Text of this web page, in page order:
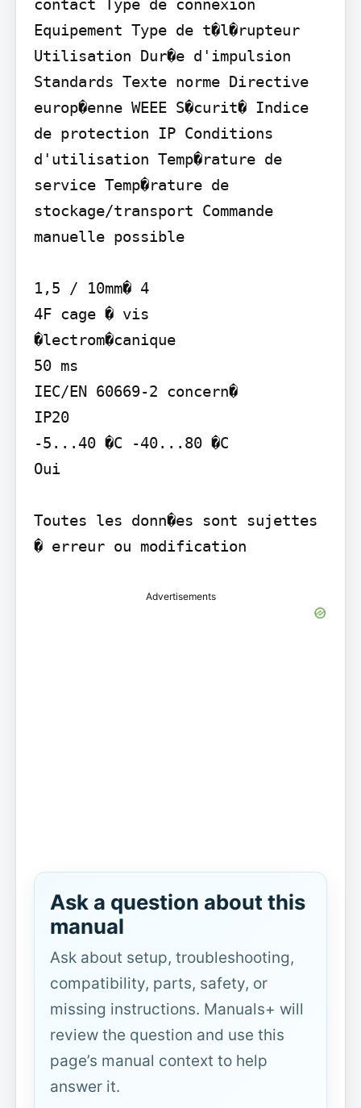
contact Type de connexion
Equipement Type de t�l�rupteur
Utilisation Dur�e d'impulsion
Standards Texte norme Directive
europ�enne WEEE S�curit� Indice
de protection IP Conditions
d'utilisation Temp�rature de
service Temp�rature de
stockage/transport Commande
manuelle possible
1,5 / 10mm� 4
4F cage � vis
�lectrom�canique
50 ms
IEC/EN 60669-2 concern�
IP20
-5...40 �C -40...80 �C
Oui
Toutes les donn�es sont sujettes
� erreur ou modification
Advertisements
Ask a question about this
manual
Ask about setup, troubleshooting,
compatibility, parts, safety, or
missing instructions. Manuals+ will
review the question and use this
page’s manual context to help
answer it.